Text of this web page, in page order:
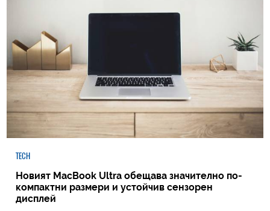
TECH
Новият MacBook Ultra обещава значително по-
компактни размери и устойчив сензорен
дисплей